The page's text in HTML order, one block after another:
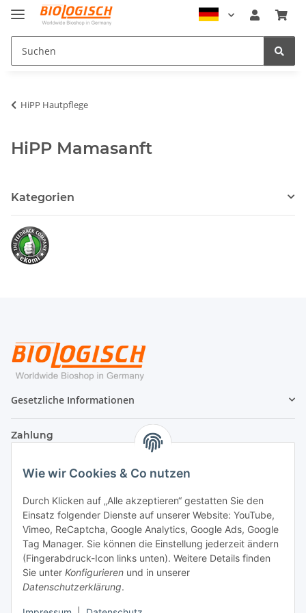
Wie wir Cookies & Co nutzen
Durch Klicken auf „Alle akzeptieren“ gestatten Sie den
Einsatz folgender Dienste auf unserer Website: YouTube,
Vimeo, ReCaptcha, Google Analytics, Google Ads, Google
Tag Manager. Sie können die Einstellung jederzeit ändern
(Fingerabdruck-Icon links unten). Weitere Details finden
Sie unter Konfigurieren und in unserer
Datenschutzerklärung.
HiPP Hautpflege
HiPP Mamasanft
Kategorien
Gesetzliche Informationen
Zahlung
Versand